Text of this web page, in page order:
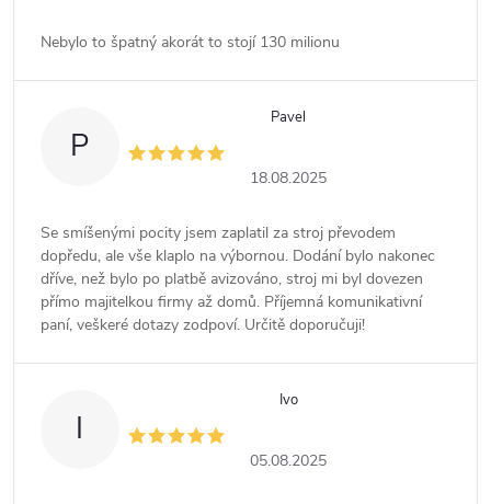
Nebylo to špatný akorát to stojí 130 milionu
P
Pavel
18.08.2025
Se smíšenými pocity jsem zaplatil za stroj převodem
dopředu, ale vše klaplo na výbornou. Dodání bylo nakonec
dříve, než bylo po platbě avizováno, stroj mi byl dovezen
přímo majitelkou firmy až domů. Příjemná komunikativní
paní, veškeré dotazy zodpoví. Určitě doporučuji!
I
Ivo
05.08.2025